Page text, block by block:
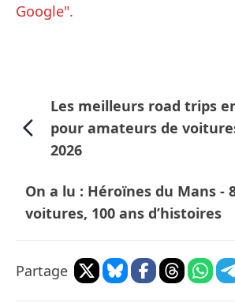
Google".
Les meilleurs road trips
pour amateurs de
2026
On a lu : Héroïnes du Mans -
voitures, 100 ans d’histoires
Partage